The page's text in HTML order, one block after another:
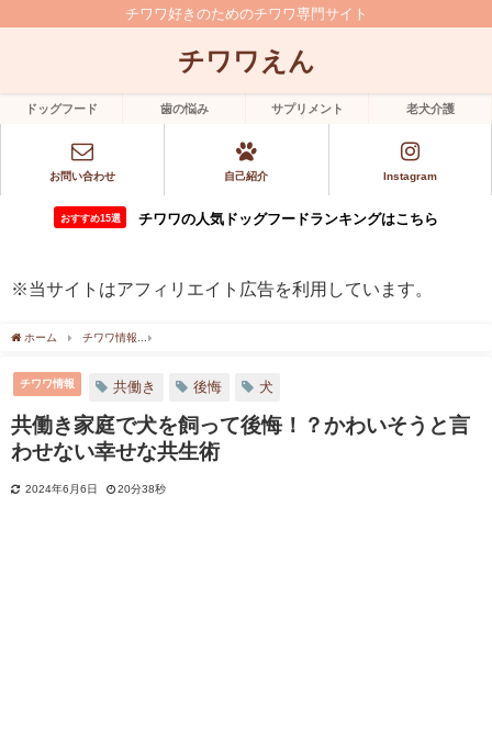
チワワ好きのためのチワワ専門サイト
チワワえん
ドッグフード 歯の悩み サプリメント 老犬介護
お問い合わせ 自己紹介 Instagram
おすすめ15選 チワワの人気ドッグフードランキングはこちら
※当サイトはアフィリエイト広告を利用しています。
ホーム チワワ情報
チワワ情報 共働き 後悔 犬
共働き家庭で犬を飼って後悔！？かわいそうと言
わせない幸せな共生術
2024年6月6日 20分38秒